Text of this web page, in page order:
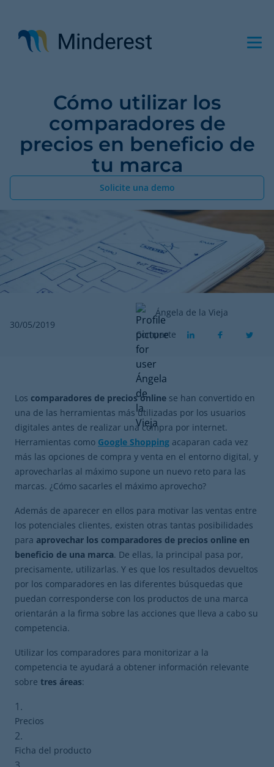
contenido
principal
Cómo utilizar los
comparadores de
precios en beneficio de
tu marca
Solicite una demo
30/05/2019
Ángela de la Vieja
Comparte
Los comparadores de precios online se han convertido en
una de las herramientas más utilizadas por los usuarios
digitales antes de realizar una compra por internet.
Herramientas como Google Shopping acaparan cada vez
más las opciones de compra y venta en el entorno digital, y
aprovecharlas al máximo supone un nuevo reto para las
marcas. ¿Cómo sacarles el máximo aprovecho?
Además de aparecer en ellos para motivar las ventas entre
los potenciales clientes, existen otras tantas posibilidades
para aprovechar los comparadores de precios online en
beneficio de una marca. De ellas, la principal pasa por,
precisamente, utilizarlas. Y es que los resultados devueltos
por los comparadores en las diferentes búsquedas que
puedan corresponderse con los productos de una marca
orientarán a la firma sobre las acciones que lleva a cabo su
competencia.
Utilizar los comparadores para monitorizar a la
competencia te ayudará a obtener información relevante
sobre tres áreas:
Precios
Ficha del producto